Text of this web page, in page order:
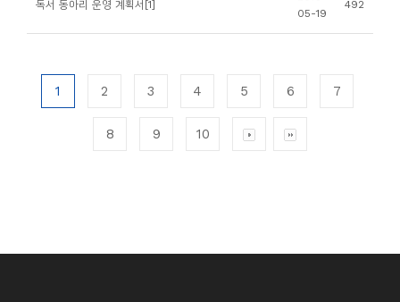
독서 동아리 운영 계획서[1]
05-19
492
1 2 3 4 5 6 7
8 9 10